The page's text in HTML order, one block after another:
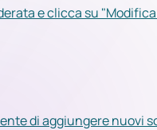
e clicca su
di aggiungere nuovi